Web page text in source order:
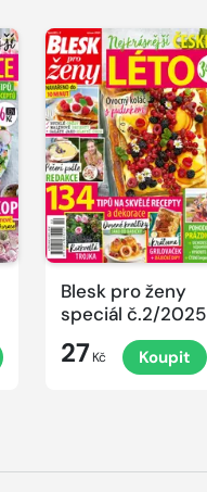
Blesk pro ženy
speciál č.2/2025
27 Kč Koupit